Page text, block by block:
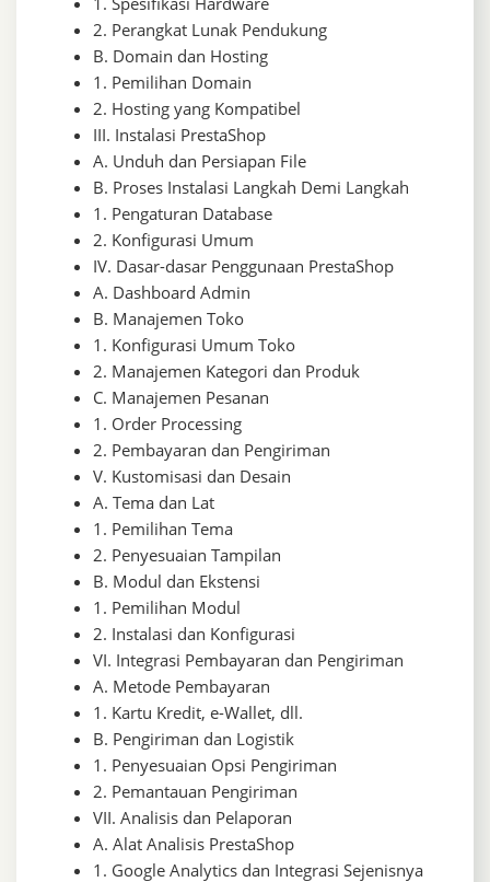
2. Perangkat Lunak Pendukung
B. Domain dan Hosting
1. Pemilihan Domain
2. Hosting yang Kompatibel
III. Instalasi PrestaShop
A. Unduh dan Persiapan File
B. Proses Instalasi Langkah Demi Langkah
1. Pengaturan Database
2. Konfigurasi Umum
IV. Dasar-dasar Penggunaan PrestaShop
A. Dashboard Admin
B. Manajemen Toko
1. Konfigurasi Umum Toko
2. Manajemen Kategori dan Produk
C. Manajemen Pesanan
1. Order Processing
2. Pembayaran dan Pengiriman
V. Kustomisasi dan Desain
A. Tema dan Lat
1. Pemilihan Tema
2. Penyesuaian Tampilan
B. Modul dan Ekstensi
1. Pemilihan Modul
2. Instalasi dan Konfigurasi
VI. Integrasi Pembayaran dan Pengiriman
A. Metode Pembayaran
1. Kartu Kredit, e-Wallet, dll.
B. Pengiriman dan Logistik
1. Penyesuaian Opsi Pengiriman
2. Pemantauan Pengiriman
VII. Analisis dan Pelaporan
A. Alat Analisis PrestaShop
1. Google Analytics dan Integrasi Sejenisnya